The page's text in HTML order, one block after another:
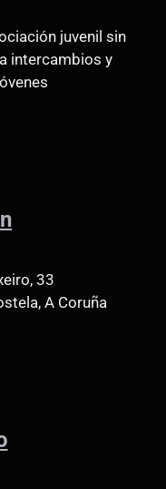
juvenil sin
intercambios y
33
A Coruña